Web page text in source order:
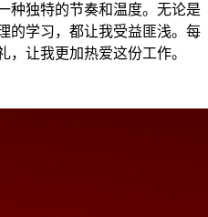
种独特的节奏和温度。无论是
的学习，都让我受益匪浅。每
，让我更加热爱这份工作。